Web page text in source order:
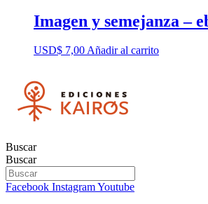
Imagen y semejanza –
USD$ 7,00Añadir al carrito
Buscar
Buscar
Facebook InstagramYoutube